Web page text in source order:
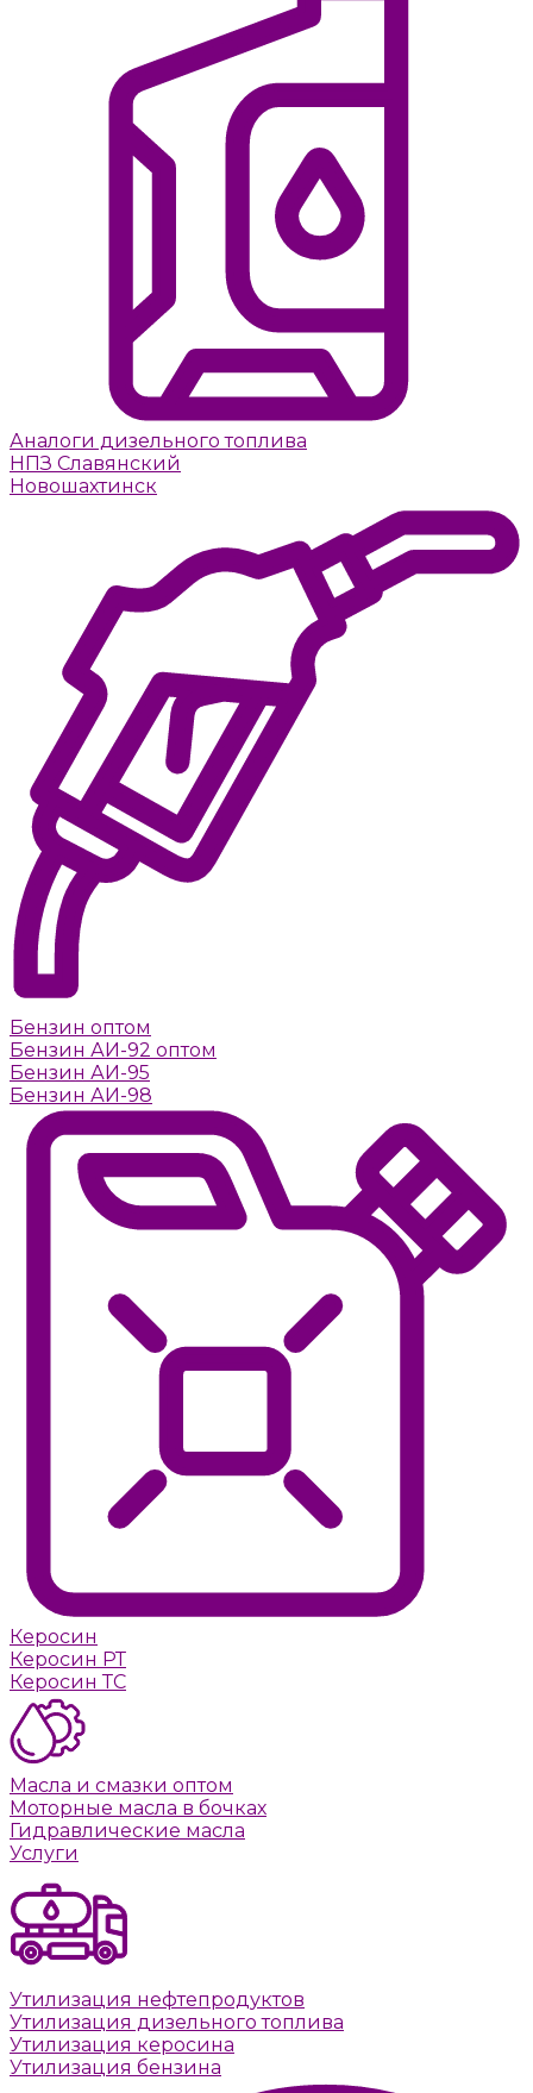
Аналоги дизельного топлива
НПЗ Славянский
Новошахтинск
Бензин оптом
Бензин АИ-92 оптом
Бензин АИ-95
Бензин АИ-98
Керосин
Керосин РТ
Керосин ТС
Масла и смазки оптом
Моторные масла в бочках
Гидравлические масла
Услуги
Утилизация нефтепродуктов
Утилизация дизельного топлива
Утилизация керосина
Утилизация бензина